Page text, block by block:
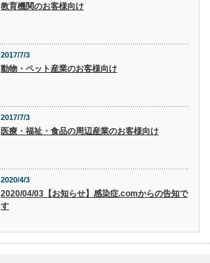
教育機関のお客様向け
2017/7/3
動物・ペット産業のお客様向け
2017/7/3
医療・福祉・食品の周辺産業のお客様向け
2020/4/3
2020/04/03【お知らせ】感染症.comからの告知で
す